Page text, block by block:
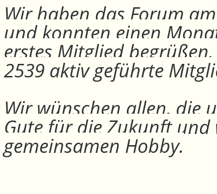
Wir haben das Forum
und konnten einen
erstes Mitglied
2539 aktiv geführte
Wir wünschen allen, die
Gute für die Zukunft
gemeinsamen Hobby.